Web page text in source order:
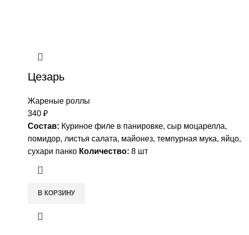
Цезарь
Жареные роллы
340₽
Состав: Куриное филе в панировке, сыр моцарелла,
помидор, листья салата, майонез, темпурная мука, яйцо,
сухари панко Количество: 8 шт
В КОРЗИНУ